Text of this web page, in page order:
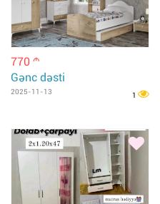
770 m
Gənc dəsti
2025-11-13 1